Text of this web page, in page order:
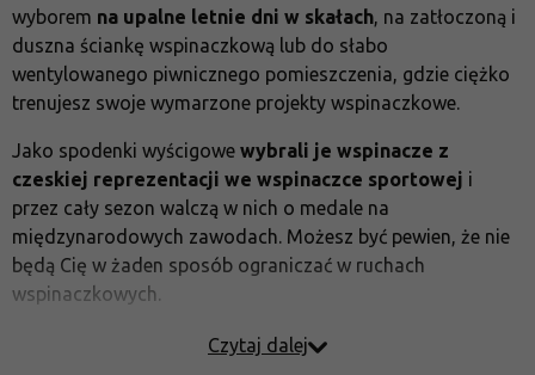
wyborem na upalne letnie dni w skałach, na zatłoczoną i
duszna ściankę wspinaczkową lub do słabo
wentylowanego piwnicznego pomieszczenia, gdzie ciężko
trenujesz swoje wymarzone projekty wspinaczkowe.
Jako spodenki wyścigowe wybrali je wspinacze z
czeskiej reprezentacji we wspinaczce sportowej i
przez cały sezon walczą w nich o medale na
międzynarodowych zawodach. Możesz być pewien, że nie
będą Cię w żaden sposób ograniczać w ruchach
wspinaczkowych.
wysoka elastyczna taliaCzytaj dalej